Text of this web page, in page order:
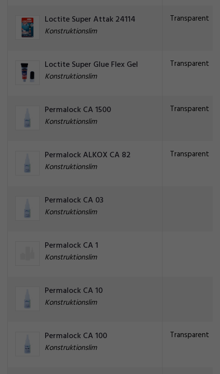
Loctite Super Attak 24114
Konstruktionslim
Transparent
Loctite Super Glue Flex Gel
Konstruktionslim
Transparent
Permalock CA 1500
Konstruktionslim
Transparent
Permalock ALKOX CA 82
Konstruktionslim
Transparent
Permalock CA 03
Konstruktionslim
Permalock CA 1
Konstruktionslim
Permalock CA 10
Konstruktionslim
Permalock CA 100
Konstruktionslim
Transparent